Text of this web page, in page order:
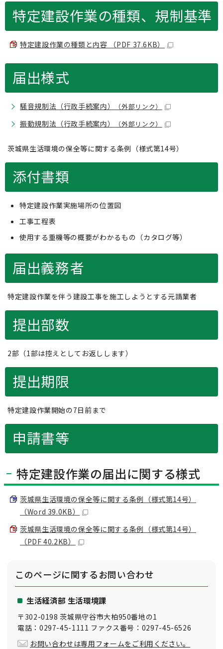
特定建設作業の種類、規制基準
特定建設作業の種類と内容 （PDF 37.6KB）
届出様式
騒音規制法（行政手続案内） （外部リンク）
振動規制法（行政手続案内） （外部リンク）
茨城県生活環境の保全等に関する条例（様式第14号）
添付書類
特定建設作業実施場所の位置図
工事工程表
使用する重機等の概要がわかるもの（カタログ等）
届出義務者
特定建設作業を伴う建設工事を施工しようとする元請業者
提出部数
2部（1部は控えとしてお返しします）
提出期限
特定建設作業開始の7日前まで
申請書等
特定建設作業の届出に関する様式
茨城県生活環境の保全等に関する条例（様式第14号）
（Word 39.0KB）
茨城県生活環境の保全等に関する条例（様式第14号）
（PDF 40.2KB）
このページに関するお問い合わせ
生活経済部 生活環境課
〒302-0198 茨城県守谷市大柏950番地の1
電話：0297-45-1111 ファクス番号：0297-45-6526
お問い合わせは専用フォームをご利用ください。